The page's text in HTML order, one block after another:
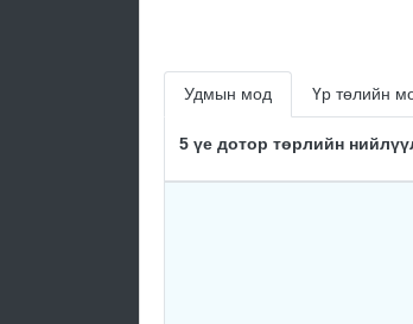
Удмын мод Үр төлийн
5 үе дотор төрлийн